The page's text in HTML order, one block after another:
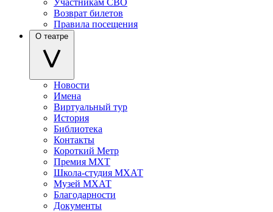
Участникам СВО
Возврат билетов
Правила посещения
О театре
Новости
Имена
Виртуальный тур
История
Библиотека
Контакты
Короткий Метр
Премия МХТ
Школа-студия МХАТ
Музей МХАТ
Благодарности
Документы